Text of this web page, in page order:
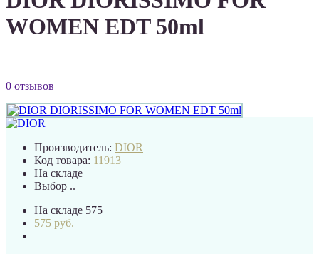
WOMEN EDT 50ml
0 отзывов
Производитель: DIOR
Код товара: 11913
На складе
Выбор ..
На складе 575
575 руб.